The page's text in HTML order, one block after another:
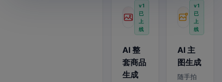
v1
已
上
线
AI 整
套商品
生成
v1
已
上
线
AI 主
图生成
随手拍